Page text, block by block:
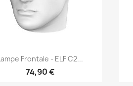
Vorschau
Frontale - ELF C2...
74,90 €